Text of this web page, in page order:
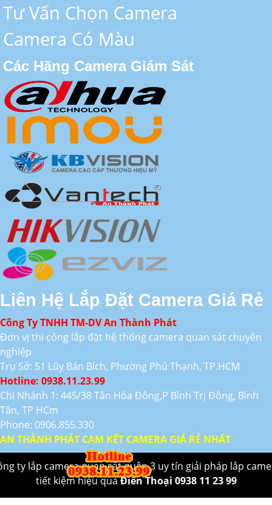
Tư Vấn Chọn Camera
Camera Có Màu
Các Hãng Camera Giám Sát
Liên Hệ Lắp Đặt Camera Giá Rẻ
Công Ty TNHH TM-DV An Thành Phát
Đơn vị thi công lắp đặt hệ thống camera quan sát chuyên
nghiệp
Trụ Sở: 51 Lũy Bán Bích, Phường Phú Thạnh, TP.HCM
Hotline: 0938.11.23.99
Chi Nhánh 1: 445/38 Tân Hòa Đông,P Bình Trị Đông, Bình
Tân, TP HCm
Phone: 0906.855.330
AN THÀNH PHÁT CAM KẾT CAMERA GIÁ RẺ NHẤT
ty lắp camera quan sát quận 3 uy tín giải pháp lắp
tiết kiệm hiệu quảĐiên Thoại 0938 11 23 99